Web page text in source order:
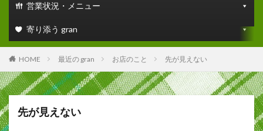
営業状況・メニュー
寄り添う gran
HOME 最近の gran お店のこと 先が見えない
先が見えない